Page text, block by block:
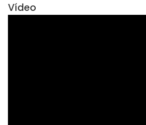
Vídeo